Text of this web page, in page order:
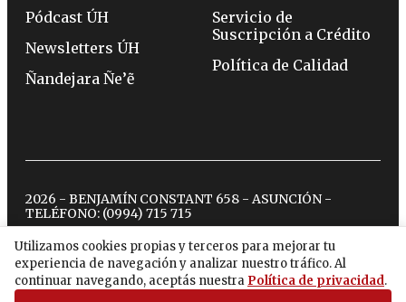
Utilizamos cookies propias y terceros para mejorar tu
experiencia de navegación y analizar nuestro tráfico. Al
continuar navegando, aceptás nuestra Política de privacidad.
Pódcast ÚH
Newsletters ÚH
Ñandejara Ñe’ẽ
Servicio de
Suscripción a Crédito
Política de Calidad
2026 - BENJAMÍN CONSTANT 658 - ASUNCIÓN -
TELÉFONO: (0994) 715 715
twitterinstagram
facebook
tiktokyoutubespotify